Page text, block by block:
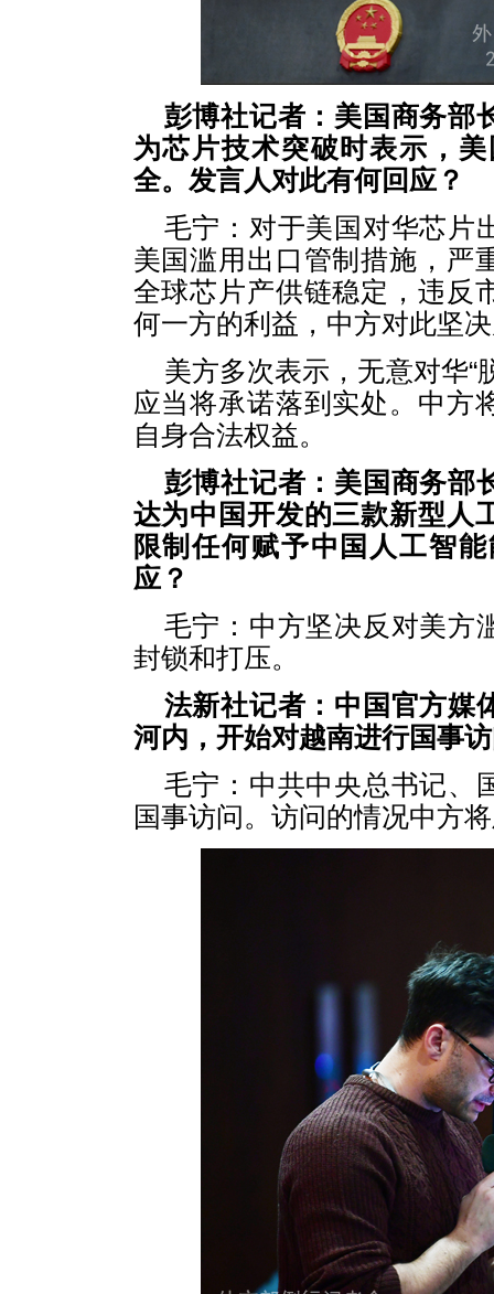
彭博社记者：美国商务部
为芯片技术突破时表示，
全。发言人对此有何回应？
毛宁：对于美国对华芯片
美国滥用出口管制措施，严
全球芯片产供链稳定，违反
何一方的利益，中方对此坚
美方多次表示，无意对华“
应当将承诺落到实处。中方
自身合法权益。
彭博社记者：美国商务部
达为中国开发的三款新型人
限制任何赋予中国人工智
应？
毛宁：中方坚决反对美方
封锁和打压。
法新社记者：中国官方媒
河内，开始对越南进行国事
毛宁：中共中央总书记、
国事访问。访问的情况中方